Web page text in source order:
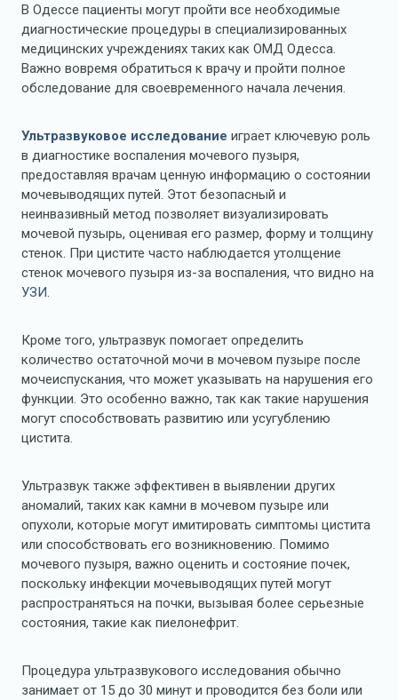
В Одессе пациенты могут пройти все необходимые
диагностические процедуры в специализированных
медицинских учреждениях таких как ОМД Одесса.
Важно вовремя обратиться к врачу и пройти полное
обследование для своевременного начала лечения.
Ультразвуковое исследование играет ключевую роль
в диагностике воспаления мочевого пузыря,
предоставляя врачам ценную информацию о состоянии
мочевыводящих путей. Этот безопасный и
неинвазивный метод позволяет визуализировать
мочевой пузырь, оценивая его размер, форму и толщину
стенок. При цистите часто наблюдается утолщение
стенок мочевого пузыря из-за воспаления, что видно на
УЗИ
Кроме того, ультразвук помогает определить
количество остаточной мочи в мочевом пузыре после
мочеиспускания, что может указывать на нарушения его
функции. Это особенно важно, так как такие нарушения
могут способствовать развитию или усугублению
цистита.
Ультразвук также эффективен в выявлении других
аномалий, таких как камни в мочевом пузыре или
опухоли, которые могут имитировать симптомы цистита
или способствовать его возникновению. Помимо
мочевого пузыря, важно оценить и состояние почек,
поскольку инфекции мочевыводящих путей могут
распространяться на почки, вызывая более серьезные
состояния, такие как пиелонефрит.
Процедура ультразвукового исследования обычно
занимает от 15 до 30 минут и проводится без боли или